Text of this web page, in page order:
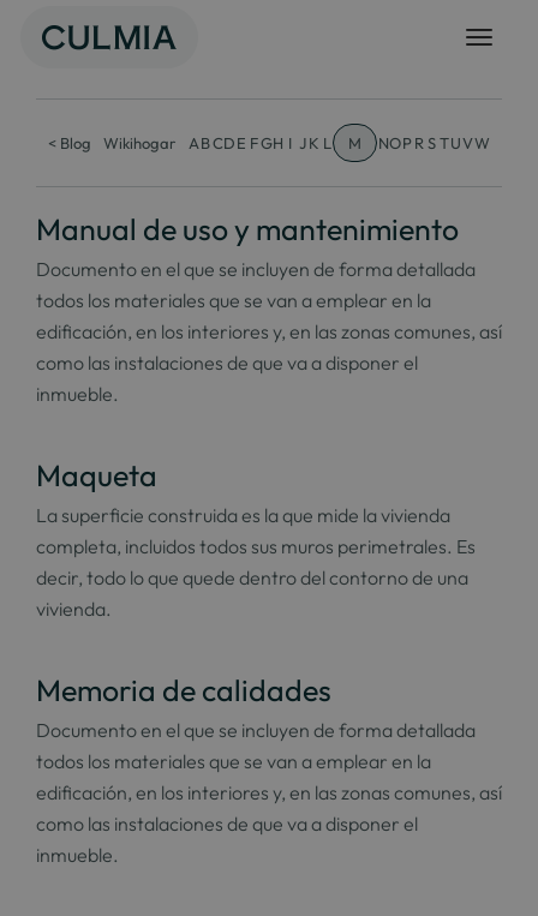
< Blog Wikihogar ABCDE FGH I JK L M NOPR STUVW
Manual de uso y mantenimiento
Documento en el que se incluyen de forma detallada
todos los materiales que se van a emplear en la
edificación, en los interiores y, en las zonas comunes, así
como las instalaciones de que va a disponer el
inmueble.
Maqueta
La superficie construida es la que mide la vivienda
completa, incluidos todos sus muros perimetrales. Es
decir, todo lo que quede dentro del contorno de una
vivienda.
Memoria de calidades
Documento en el que se incluyen de forma detallada
todos los materiales que se van a emplear en la
edificación, en los interiores y, en las zonas comunes, así
como las instalaciones de que va a disponer el
inmueble.